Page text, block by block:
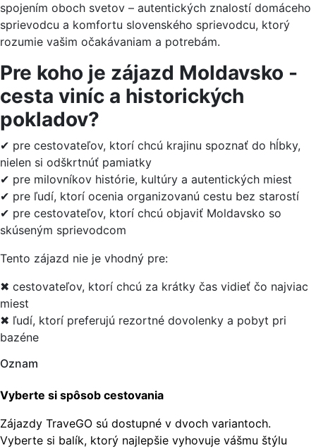
spojením oboch svetov – autentických znalostí domáceho
sprievodcu a komfortu slovenského sprievodcu, ktorý
rozumie vašim očakávaniam a potrebám.
Pre koho je zájazd Moldavsko -
cesta viníc a historických
pokladov?
✔ pre cestovateľov, ktorí chcú krajinu spoznať do hĺbky,
nielen si odškrtnúť pamiatky
✔ pre milovníkov histórie, kultúry a autentických miest
✔ pre ľudí, ktorí ocenia organizovanú cestu bez starostí
✔ pre cestovateľov, ktorí chcú objaviť Moldavsko so
skúseným sprievodcom
Tento zájazd nie je vhodný pre:
✖ cestovateľov, ktorí chcú za krátky čas vidieť čo najviac
miest
✖ ľudí, ktorí preferujú rezortné dovolenky a pobyt pri
bazéne
Oznam
Vyberte si spôsob cestovania
Zájazdy TraveGO sú dostupné v dvoch variantoch.
Vyberte si balík, ktorý najlepšie vyhovuje vášmu štýlu